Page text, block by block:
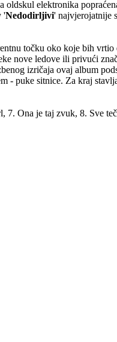
oldskul elektronika
'Nedodirljivi' najvjerojatnije
točku oko koje bih
nove ledove ili privući
izričaja ovaj album
- puke sitnice. Za kraj
Ona je taj zvuk, 8. Sve